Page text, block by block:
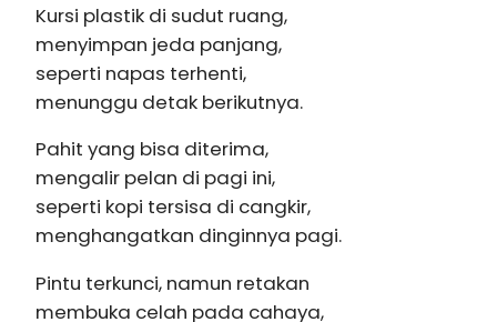
Kursi plastik di sudut ruang,
menyimpan jeda panjang,
seperti napas terhenti,
menunggu detak berikutnya.
Pahit yang bisa diterima,
mengalir pelan di pagi ini,
seperti kopi tersisa di cangkir,
menghangatkan dinginnya pagi.
Pintu terkunci, namun retakan
membuka celah pada cahaya,